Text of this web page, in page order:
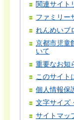
関連サイト
ファミリー
れんめいブ
京都市児童
いて
重要なお知
このサイト
個人情報保
文字サイズ
サイトマッ